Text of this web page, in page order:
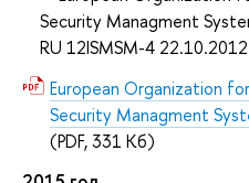
Security Managment
RU 12ISMSM-4 22.10.2012
European Organization
Security Managment
(PDF, 331 Кб)